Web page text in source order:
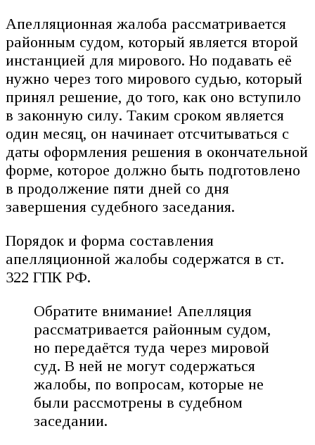
Апелляционная жалоба рассматривается
районным судом, который является второй
инстанцией для мирового. Но подавать её
нужно через того мирового судью, который
принял решение, до того, как оно вступило
в законную силу. Таким сроком является
один месяц, он начинает отсчитываться с
даты оформления решения в окончательной
форме, которое должно быть подготовлено
в продолжение пяти дней со дня
завершения судебного заседания.
Порядок и форма составления
апелляционной жалобы содержатся в ст.
322 ГПК РФ.
Обратите внимание! Апелляция
рассматривается районным судом,
но передаётся туда через мировой
суд. В ней не могут содержаться
жалобы, по вопросам, которые не
были рассмотрены в судебном
заседании.